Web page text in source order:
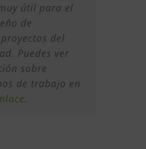
útil para el
de
del
Puedes ver
sobre
de trabajo en
.